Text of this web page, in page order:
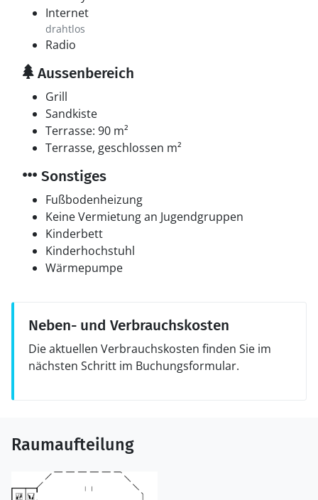
Internet
drahtlos
Radio
Aussenbereich
Grill
Sandkiste
Terrasse: 90 m²
Terrasse, geschlossen m²
Sonstiges
Fußbodenheizung
Keine Vermietung an Jugendgruppen
Kinderbett
Kinderhochstuhl
Wärmepumpe
Neben- und Verbrauchskosten
Die aktuellen Verbrauchskosten finden Sie im
nächsten Schritt im Buchungsformular.
Raumaufteilung